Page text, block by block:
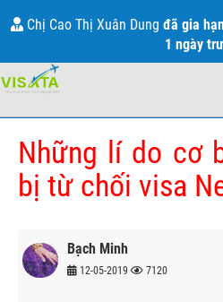
THÔNG TIN VỀ
TRANG CHỦ
Những lí do cơ
bị từ chối visa
Bạch Minh
12-05-2019 7120
Chị Cao Thị Xuân Dung đã gia
1 ngày